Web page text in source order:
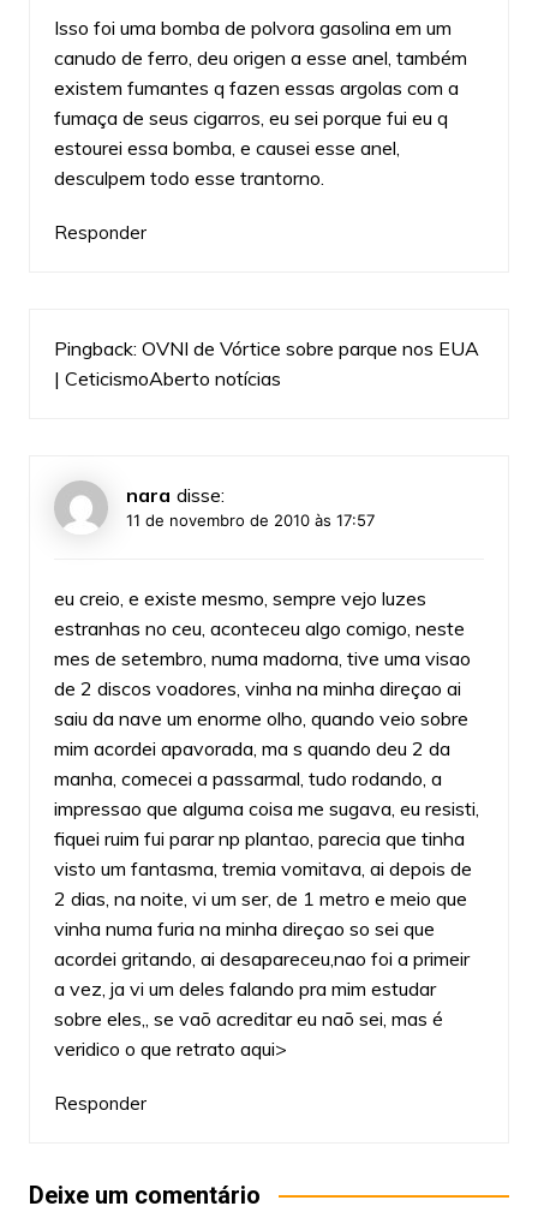
Isso foi uma bomba de polvora gasolina em um
canudo de ferro, deu origen a esse anel, também
existem fumantes q fazen essas argolas com a
fumaça de seus cigarros, eu sei porque fui eu q
estourei essa bomba, e causei esse anel,
desculpem todo esse trantorno.
Responder
Pingback: OVNI de Vórtice sobre parque nos EUA
| CeticismoAberto notícias
nara disse:
11 de novembro de 2010 às 17:57
eu creio, e existe mesmo, sempre vejo luzes
estranhas no ceu, aconteceu algo comigo, neste
mes de setembro, numa madorna, tive uma visao
de 2 discos voadores, vinha na minha direçao ai
saiu da nave um enorme olho, quando veio sobre
mim acordei apavorada, ma s quando deu 2 da
manha, comecei a passarmal, tudo rodando, a
impressao que alguma coisa me sugava, eu resisti,
fiquei ruim fui parar np plantao, parecia que tinha
visto um fantasma, tremia vomitava, ai depois de
2 dias, na noite, vi um ser, de 1 metro e meio que
vinha numa furia na minha direçao so sei que
acordei gritando, ai desapareceu,nao foi a primeir
a vez, ja vi um deles falando pra mim estudar
sobre eles,, se vaõ acreditar eu naõ sei, mas é
veridico o que retrato aqui>
Responder
Deixe um comentário